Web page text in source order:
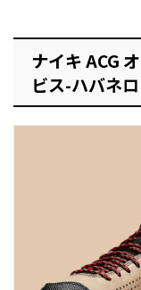
ナイキ ACG
ビス-ハバネ